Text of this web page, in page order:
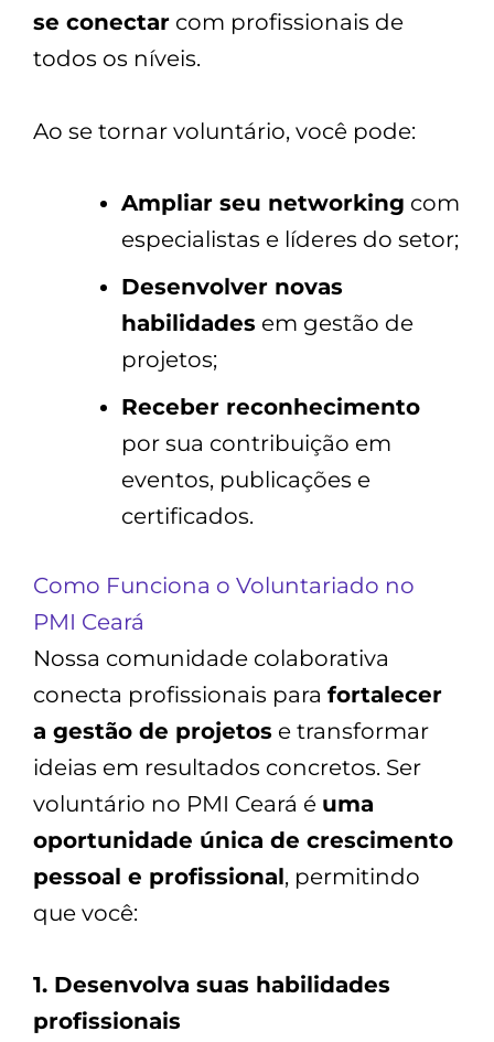
se conectar com profissionais de
todos os níveis.
Ao se tornar voluntário, você pode:
Ampliar seu networking com
especialistas e líderes do setor;
Desenvolver novas
habilidades em gestão de
projetos;
Receber reconhecimento
por sua contribuição em
eventos, publicações e
certificados.
Como Funciona o Voluntariado no
PMI Ceará
Nossa comunidade colaborativa
conecta profissionais para fortalecer
a gestão de projetos e transformar
ideias em resultados concretos. Ser
voluntário no PMI Ceará é uma
oportunidade única de crescimento
pessoal e profissional, permitindo
que você:
1. Desenvolva suas habilidades
profissionais